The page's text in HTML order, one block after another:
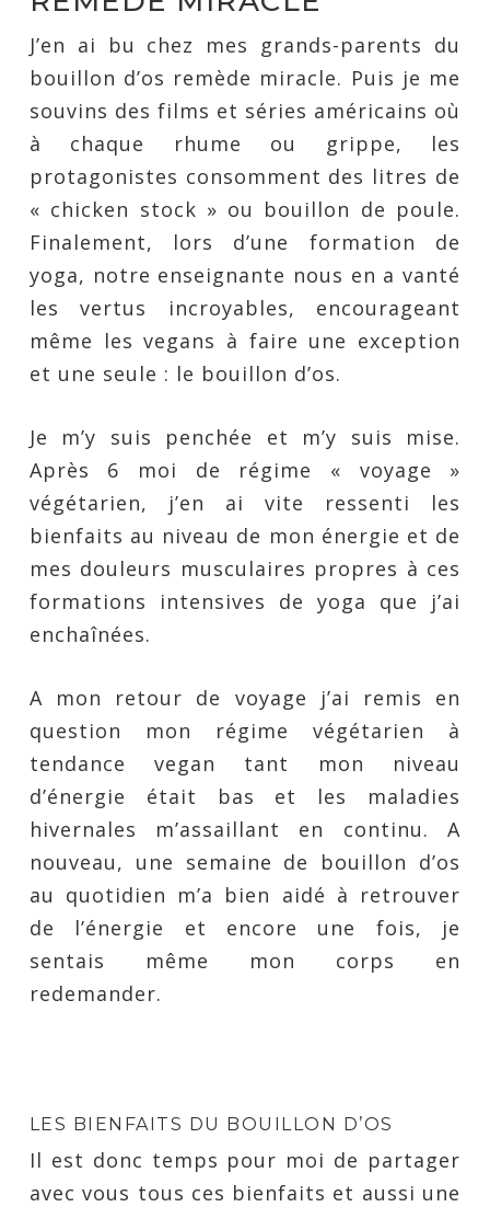
J’en ai bu chez mes grands-parents du
bouillon d’os remède miracle. Puis je me
souvins des films et séries américains où
à chaque rhume ou grippe, les
protagonistes consomment des litres de
« chicken stock » ou bouillon de poule.
Finalement, lors d’une formation de
yoga, notre enseignante nous en a vanté
les vertus incroyables, encourageant
même les vegans à faire une exception
et une seule : le bouillon d’os.
Je m’y suis penchée et m’y suis mise.
Après 6 moi de régime « voyage »
végétarien, j’en ai vite ressenti les
bienfaits au niveau de mon énergie et de
mes douleurs musculaires propres à ces
formations intensives de yoga que j’ai
enchaînées.
A mon retour de voyage j’ai remis en
question mon régime végétarien à
tendance vegan tant mon niveau
d’énergie était bas et les maladies
hivernales m’assaillant en continu. A
nouveau, une semaine de bouillon d’os
au quotidien m’a bien aidé à retrouver
de l’énergie et encore une fois, je
sentais même mon corps en
redemander.
LES BIENFAITS DU BOUILLON D’OS
Il est donc temps pour moi de partager
avec vous tous ces bienfaits et aussi une